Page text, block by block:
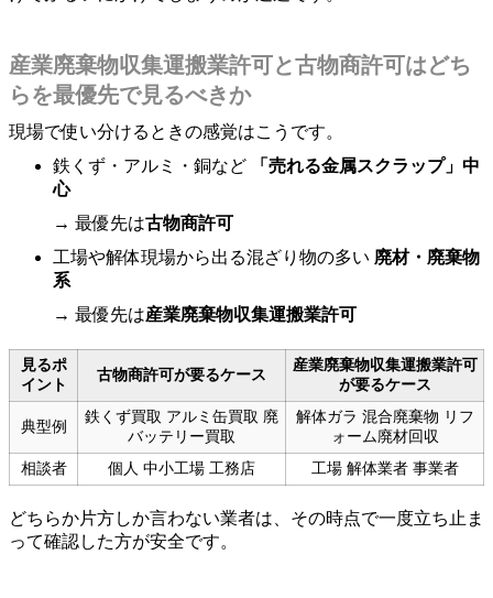
産業廃棄物収集運搬業許可と古物商許可はどち
らを最優先で見るべきか
現場で使い分けるときの感覚はこうです。
鉄くず・アルミ・銅など
「売れる金属スクラップ」中
心
→ 最優先は古物商許可
工場や解体現場から出る混ざり物の多い 廃材・廃棄物
系
→ 最優先は産業廃棄物収集運搬業許可
見るポ
イント
古物商許可が要るケース
産業廃棄物収集運搬業許可
が要るケース
典型例
鉄くず買取 アルミ缶買取 廃
バッテリー買取
解体ガラ 混合廃棄物 リフ
ォーム廃材回収
相談者
個人 中小工場 工務店 工場 解体業者 事業者
どちらか片方しか言わない業者は、その時点で一度立ち止ま
って確認した方が安全です。